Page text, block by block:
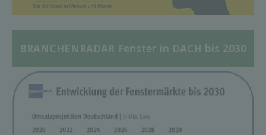
BRANCHENRADAR Fenster in DACH bis 2030